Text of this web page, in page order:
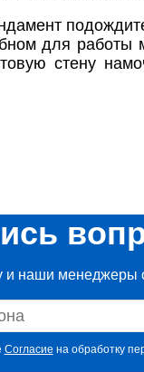
для
стену
и наши менеджеры
Согласие на обработку